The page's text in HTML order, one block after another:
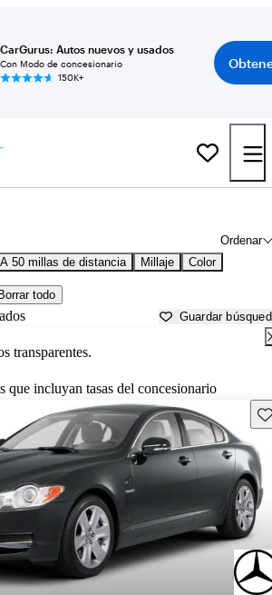
CarGurus: Autos nuevos y usados
Con Modo de concesionario
150K+
Ordenar
A 50 millas de distancia Millaje Color
Borrar todo
Guardar
transparentes.
que incluyan tasas del concesionario